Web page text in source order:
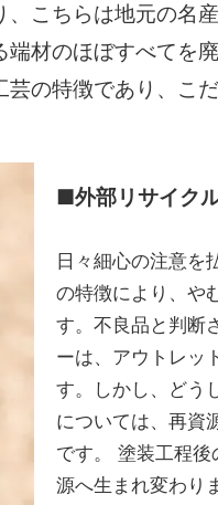
こちらは地元の名
材のほぼすべてを
の特徴であり、こだ
■外部リサイク
日々細心の注意を
の特徴により、や
す。不良品と判断
ーは、アウトレッ
す。しかし、どう
については、再資
です。 塗装工程
源へ生まれ変わり